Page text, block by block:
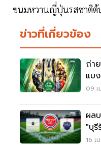
ขนมหวานญี่ปุ่นรสชาติต้
ข่าวที่เกี่ยวข้อง
ถ่า
แบ
คัพ
09 เ
ผล
"บุ
16 เ